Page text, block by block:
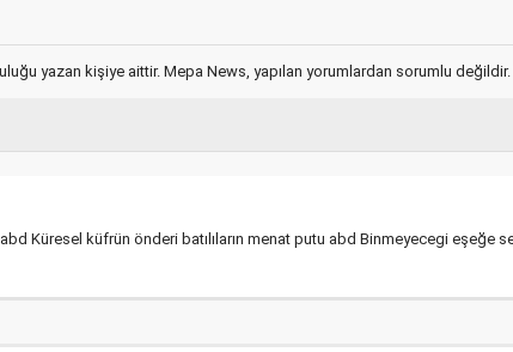
yazan kişiye aittir. Mepa News, yapılan yorumlardan sorumlu değildir.
abd Küresel küfrün önderi batılıların menat putu abd Binmeyecegi eşeğe